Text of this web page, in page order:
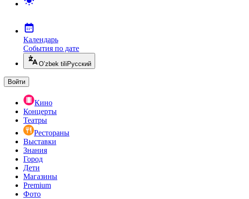
Календарь
События по дате
O’zbek tili Русский
Войти
Кино
Концерты
Театры
Рестораны
Выставки
Знания
Город
Дети
Магазины
Premium
Фото